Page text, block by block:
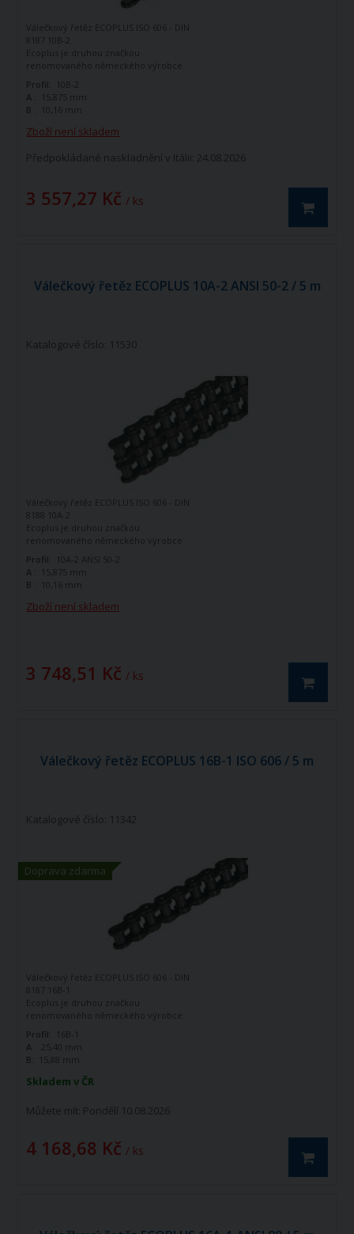
Zboží není skladem
Předpokládané naskladnění v Itálii: 24.08.2026
3 557,27 Kč / ks
Válečkový řetěz ECOPLUS ISO 606 - DIN
8187 10B-2
Ecoplus je druhou značkou
renomovaného německého výrobce
Tato značka vznikla jako ekonomická
řada k doplnění standardní řady tohoto
výrobce. Jedná se o kvalitní řetězy
vyráběné dle norem ISO 606 - DIN 8187.
DIN 8187 je dvouřadý hnací řetěz.
Profil:
10B-2
A :
15,875 mm
B :
10,16 mm
Válečkový řetěz ECOPLUS 10A-2 ANSI 50-2 / 5 m
Katalogové číslo: 11530
Zboží není skladem
3 748,51 Kč / ks
Válečkový řetěz ECOPLUS ISO 606 - DIN
8188 10A-2
Ecoplus je druhou značkou
renomovaného německého výrobce
Tato značka vznikla jako ekonomická
řada k doplnění standardní řady tohoto
výrobce. Jedná se o kvalitní řetězy
vyráběné dle norem ISO 606 - DIN 8188.
Profil:
10A-2 ANSI 50-2
A :
15,875 mm
B :
10,16 mm
Válečkový řetěz ECOPLUS 16B-1 ISO 606 / 5 m
Doprava zdarma
Katalogové číslo: 11342
Skladem v ČR
Můžete mít: Pondělí 10.08.2026
4 168,68 Kč / ks
Válečkový řetěz ECOPLUS ISO 606 - DIN
8187 16B-1
Ecoplus je druhou značkou
renomovaného německého výrobce
Tato značka vznikla jako ekonomická
řada k doplnění standardní řady tohoto
výrobce. Jedná se o kvalitní řetězy
vyráběné dle norem ISO 606 - DIN 8187.
DIN 8187 je jednořadý hnací řetěz.
Profil:
16B-1
A :
25,40 mm
B:
15,88 mm